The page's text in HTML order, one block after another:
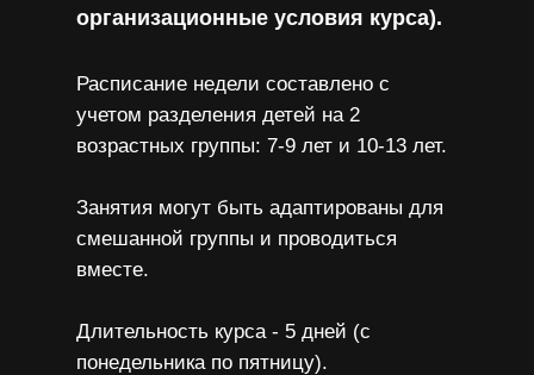
организационные условия курса).
Расписание недели составлено с
учетом разделения детей на 2
возрастных группы: 7-9 лет и 10-13 лет.
Занятия могут быть адаптированы для
смешанной группы и проводиться
вместе.
Длительность курса - 5 дней (с
понедельника по пятницу).